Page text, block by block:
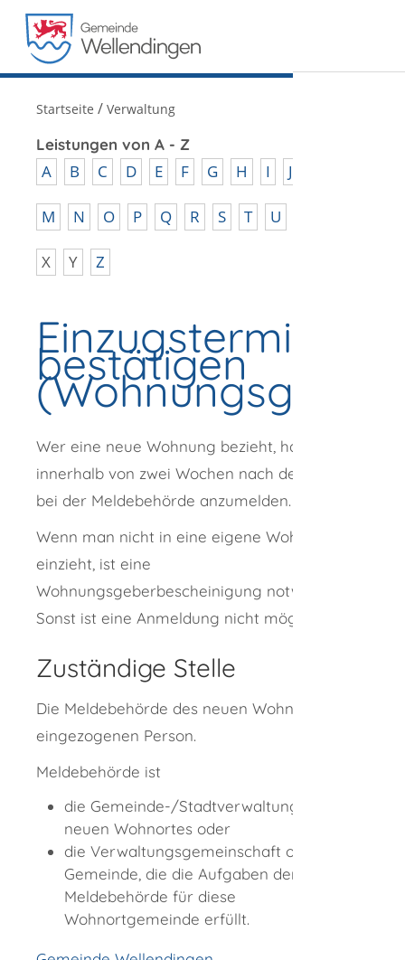
Startseite / Verwaltung
Leistungen von A - Z
A B C D E F G H I J
M N O P Q R S T U
X Y Z
Einzugstermin
bestätigen
Wer eine neue Wohnung bezieht, hat sich
innerhalb von zwei Wochen nach dem Einzug
bei der Meldebehörde anzumelden.
Wenn man nicht in eine eigene Wohnung
einzieht, ist eine
Wohnungsgeberbescheinigung notwendig.
Sonst ist eine Anmeldung nicht möglich.
Zuständige Stelle
Die Meldebehörde des neuen Wohnorts der
eingezogenen Person.
Meldebehörde ist
die Gemeinde-/Stadtverwaltung des
neuen Wohnortes oder
die Verwaltungsgemeinschaft oder die
Gemeinde, die die Aufgaben der
Meldebehörde für diese
Wohnortgemeinde erfüllt.